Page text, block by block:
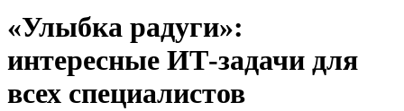
«Улыбка радуги»:
интересные ИТ-задачи для
всех специалистов